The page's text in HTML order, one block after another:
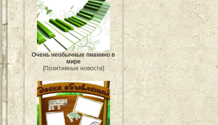
Очень необычные пианино в
мире
[Позитивные новости]